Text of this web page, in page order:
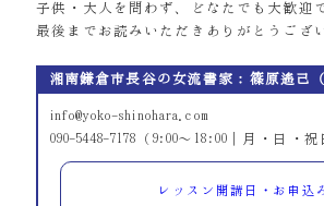
子供・大人を問わず、どなたでも大歓迎
最後までお読みいただきありがとうござ
湘南鎌倉市長谷の女流書家：篠原遙己
info@yoko-shinohara.com
090-5448-7178（9:00～18:00｜月・日・祝
レッスン開講日・お申込